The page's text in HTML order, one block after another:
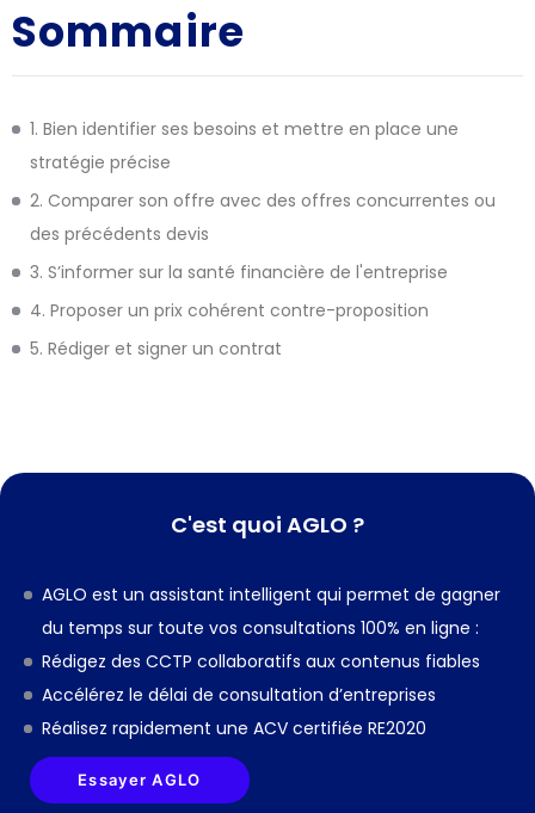
Sommaire
1. Bien identifier ses besoins et mettre en place une
stratégie précise
2. Comparer son offre avec des offres concurrentes ou
des précédents devis
3. S’informer sur la santé financière de l'entreprise
4. Proposer un prix cohérent contre-proposition
5. Rédiger et signer un contrat
C'est quoi AGLO ?
AGLO est un assistant intelligent qui permet de gagner
du temps sur toute vos consultations 100% en ligne :
Rédigez des CCTP collaboratifs aux contenus fiables
Accélérez le délai de consultation d’entreprises
Réalisez rapidement une ACV certifiée RE2020
Essayer AGLO